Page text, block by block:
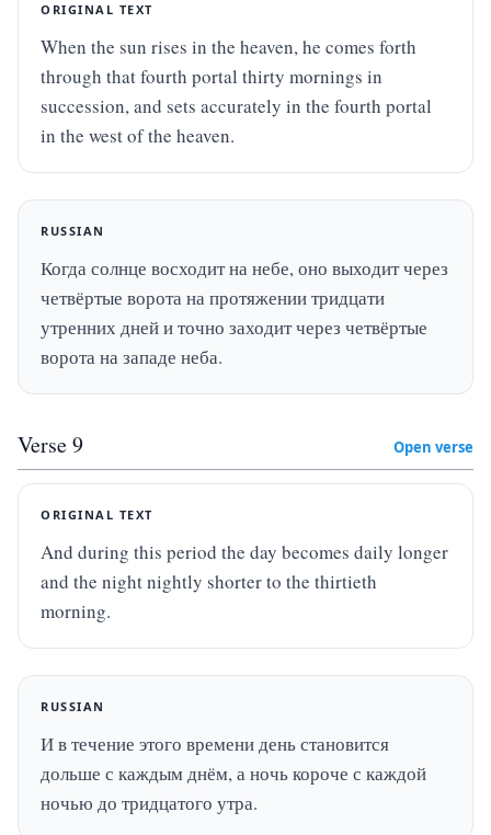
ORIGINAL TEXT
When the sun rises in the heaven, he comes forth
through that fourth portal thirty mornings in
succession, and sets accurately in the fourth portal
in the west of the heaven.
RUSSIAN
Когда солнце восходит на небе, оно выходит через
четвёртые ворота на протяжении тридцати
утренних дней и точно заходит через четвёртые
ворота на западе неба.
Verse9 Open verse
ORIGINAL TEXT
And during this period the day becomes daily longer
and the night nightly shorter to the thirtieth
morning.
RUSSIAN
И в течение этого времени день становится
дольше с каждым днём, а ночь короче с каждой
ночью до тридцатого утра.